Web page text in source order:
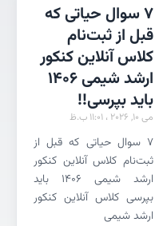
7 سوال حیاتی که
قبل از ثبت‌نام
کلاس آنلاین کنکور
ارشد شیمی ۱۴۰۶
باید بپرسی!!
می 10, 2026
۷ سوال حیاتی که قبل از
ثبت‌نام کلاس آنلاین کنکور
ارشد شیمی ۱۴۰۶ باید
بپرسی کلاس آنلاین کنکور
ارشد شیمی